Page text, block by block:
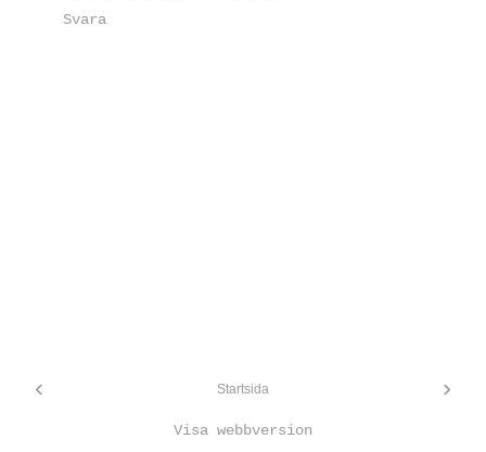
Svara
‹ ›
Startsida
Visa webbversion